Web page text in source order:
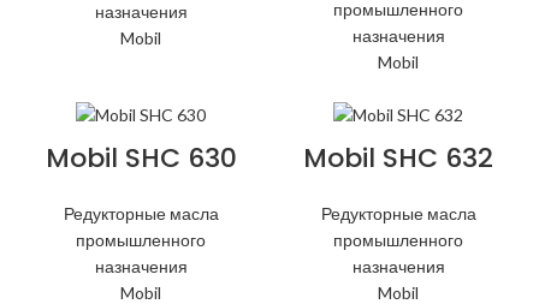
назначения
Mobil
промышленного
назначения
Mobil
Mobil SHC 630
Редукторные масла
промышленного
назначения
Mobil
Mobil SHC 632
Редукторные масла
промышленного
назначения
Mobil